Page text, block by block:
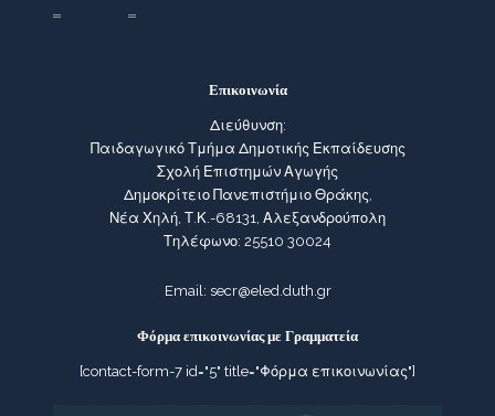
Επικοινωνία
Διεύθυνση:
Παιδαγωγικό Τμήμα Δημοτικής Εκπαίδευσης
Σχολή Επιστημών Αγωγής
Δημοκρίτειο Πανεπιστήμιο Θράκης,
Νέα Χηλή, Τ.Κ.-68131, Αλεξανδρούπολη
Τηλέφωνο: 25510 30024
Email: secr@eled.duth.gr
Φόρμα επικοινωνίας με Γραμματεία
[contact-form-7 id="5" title="Φόρμα επικοινωνίας"]